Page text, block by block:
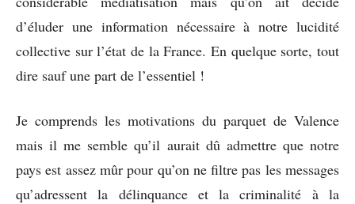
d’éluder une information nécessaire à notre lucidité
collective sur l’état de la France. En quelque sorte, tout
dire sauf une part de l’essentiel !
Je comprends les motivations du parquet de Valence
mais il me semble qu’il aurait dû admettre que notre
pays est assez mûr pour qu’on ne filtre pas les messages
qu’adressent la délinquance et la criminalité à la